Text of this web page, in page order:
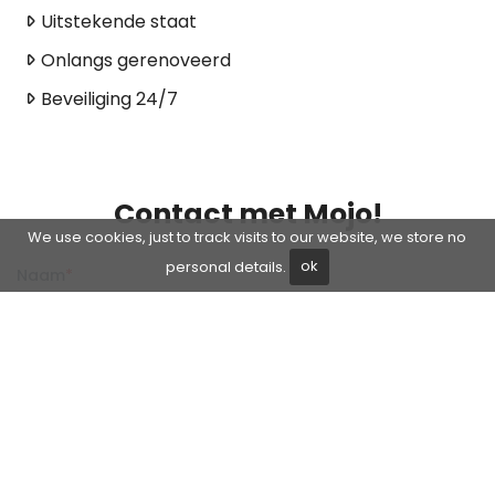
Uitstekende staat
Onlangs gerenoveerd
Beveiliging 24/7
Contact met Mojo!
We use cookies, just to track visits to our website, we store no
personal details.
ok